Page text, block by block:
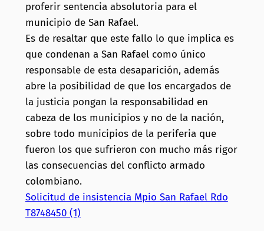
proferir sentencia absolutoria para el
municipio de San Rafael.
Es de resaltar que este fallo lo que implica es
que condenan a San Rafael como único
responsable de esta desaparición, además
abre la posibilidad de que los encargados de
la justicia pongan la responsabilidad en
cabeza de los municipios y no de la nación,
sobre todo municipios de la periferia que
fueron los que sufrieron con mucho más rigor
las consecuencias del conflicto armado
colombiano.
Solicitud de insistencia Mpio San Rafael Rdo
T8748450 (1)